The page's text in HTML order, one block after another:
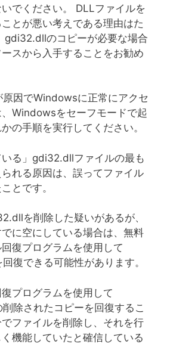
でください。 DLLファイルを
とが悪い考えである理由はた
gdi32.dllのコピーが必要な場合
スから入手することをお勧め
因でWindowsに正常にアクセ
Windowsをセーフモードで起
の手順を実行してください。
いる」gdi32.dllファイルの最も
れる原因は、誤ってファイル
とです。
を削除した疑いがあるが、
に空にしている場合は、無料
復プログラムを使用して
復できる可能性があります。
プログラムを使用して
除されたコピーを回復するこ
でファイルを削除し、それを行
機能していたと確信している